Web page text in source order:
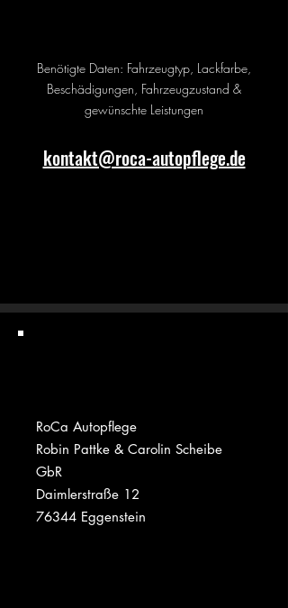
Benötigte Daten: Fahrzeugtyp, Lackfarbe,
Beschädigungen, Fahrzeugzustand &
gewünschte Leistungen
kontakt@roca-autopflege.de
RoCa Autopflege
Robin Pattke & Carolin Scheibe
GbR
Daimlerstraße 12
76344 Eggenstein